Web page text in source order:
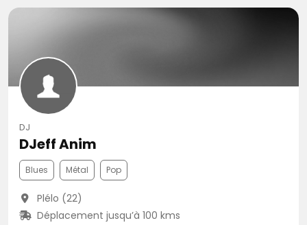
DJ
DJeff Anim
Blues Métal Pop
Plélo (22)
Déplacement jusqu’à 100 kms